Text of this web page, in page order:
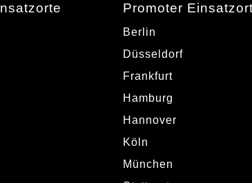
Promoter
Berlin
Düsseldorf
Frankfurt
Hamburg
Hannover
Köln
München